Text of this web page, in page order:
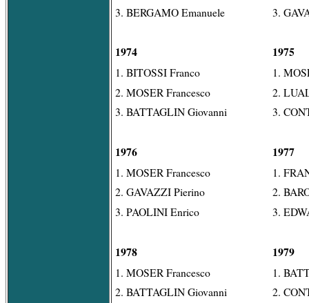
3. BERGAMO Emanuele
1974
1. BITOSSI Franco
2. MOSER Francesco
3. BATTAGLIN Giovanni
1976
1. MOSER Francesco
2. GAVAZZI Pierino
3. PAOLINI Enrico
1978
1. MOSER Francesco
2. BATTAGLIN Giovanni
3.
1975
1.
2.
3.
1977
1.
2.
3.
1979
1.
2.